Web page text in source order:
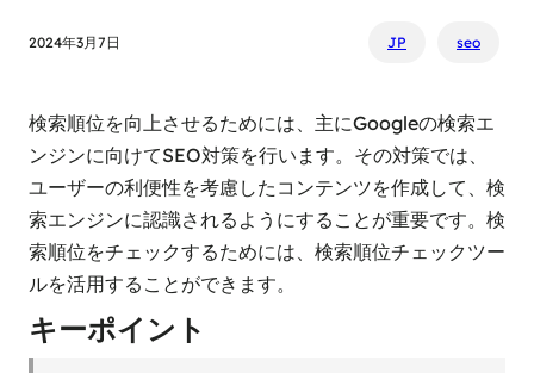
2024年3月7日 JP seo
検索順位を向上させるためには、主にGoogleの検索エ
ンジンに向けてSEO対策を行います。その対策では、
ユーザーの利便性を考慮したコンテンツを作成して、検
索エンジンに認識されるようにすることが重要です。検
索順位をチェックするためには、検索順位チェックツー
ルを活用することができます。
キーポイント